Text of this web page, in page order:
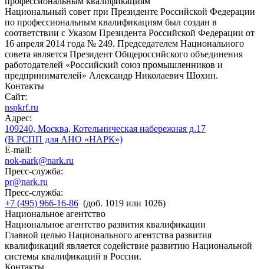
Национальный совет при Президенте Российской Федерации
по профессиональным квалификациям был создан в
соответствии с Указом Президента Российской Федерации от
16 апреля 2014 года № 249. Председателем Национального
совета является Президент Общероссийского объединения
работодателей «Российский союз промышленников и
предпринимателей» Александр Николаевич Шохин.
Контакты
Сайт:
nspkrf.ru
Адрес:
109240, Москва, Котельническая набережная д.17
(В РСПП для АНО «НАРК»)
E-mail:
nok-nark@nark.ru
Пресс-служба:
pr@nark.ru
Пресс-служба:
+7 (495) 966-16-86 (доб. 1019 или 1026)
Национальное агентство
Национальное агентство развития квалификации
Главной целью Национального агентства развития
квалификаций является содействие развитию Национальной
системы квалификаций в России.
Контакты